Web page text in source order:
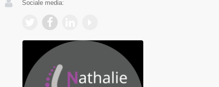
Sociale media: